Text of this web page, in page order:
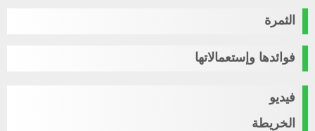
الثمرة
فوائدها وإستعمالاتها
فيديو
الخريطة